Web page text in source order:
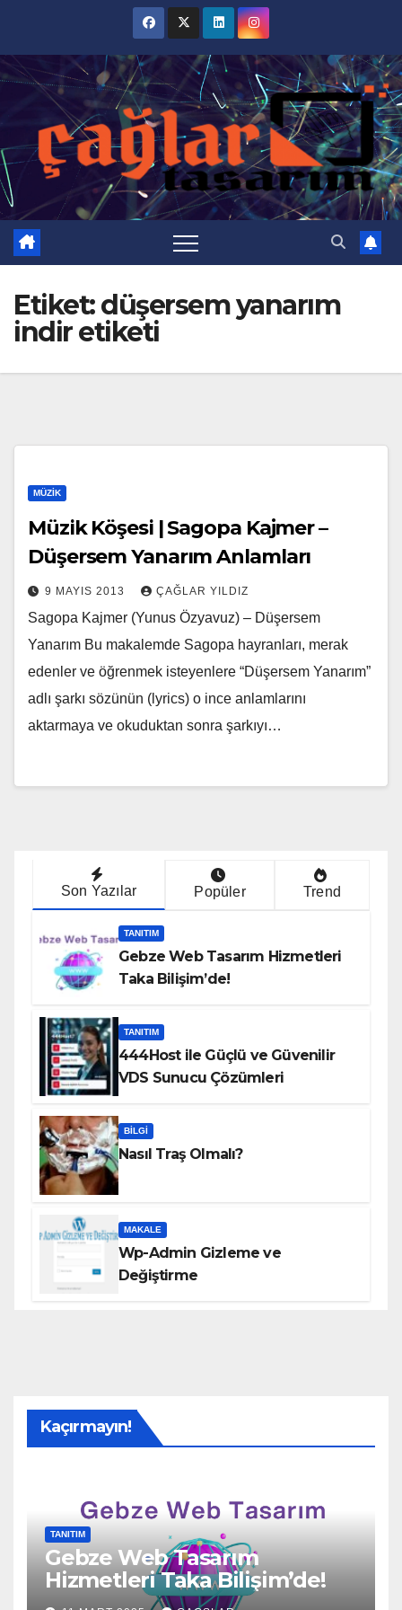
content
Etiket:düşersem yanarım
indir etiketi
MÜZIK
Müzik Köşesi | Sagopa Kajmer –
Düşersem Yanarım Anlamları
9 MAYIS 2013 ÇAĞLAR YILDIZ
Sagopa Kajmer (Yunus Özyavuz) – Düşersem
Yanarım Bu makalemde Sagopa hayranları, merak
edenler ve öğrenmek isteyenlere “Düşersem Yanarım”
adlı şarkı sözünün (lyrics) o ince anlamlarını
aktarmaya ve okuduktan sonra şarkıyı…
Son Yazılar Popüler Trend
TANITIM
Gebze Web Tasarım Hizmetleri
Taka Bilişim’de!
TANITIM
444Host ile Güçlü ve Güvenilir
VDS Sunucu Çözümleri
BILGI
Nasıl Traş Olmalı?
MAKALE
Wp-Admin Gizleme ve
Değiştirme
Kaçırmayın!
TANITIM
Gebze Web Tasarım
Hizmetleri Taka Bilişim’de!